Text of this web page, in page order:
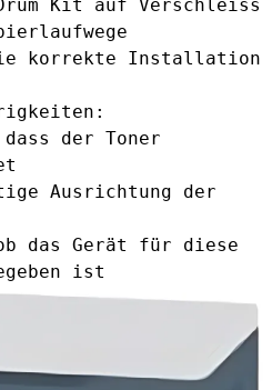
Kit auf Verschleiss
korrekte Installation
der Toner
Ausrichtung der
das Gerät für diese
ist